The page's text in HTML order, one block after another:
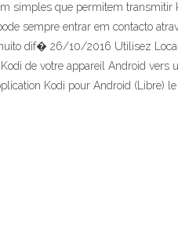
simples que permitem
sempre entrar em contacto
dif� 26/10/2016 Utilisez
de votre appareil Android
Kodi pour Android (Libre) le